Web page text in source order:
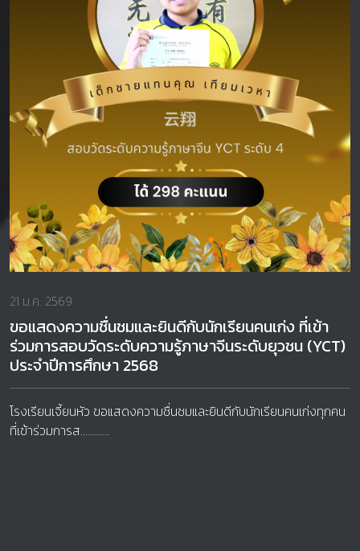
21 ม.ค. 2569
ขอแสดงความชื่นชมและยินดีกับนักเรียนคนเก่ง ที่เข้า
ร่วมการสอบวัดระดับความรู้ภาษาจีนระดับยุวชน (YCT)
ประจำปีการศึกษา 2568
โรงเรียนเจี้ยนหัว ขอแสดงความชื่นชมและยินดีกับนักเรียนคนเก่งทุกคน
ที่เข้าร่วมการส............